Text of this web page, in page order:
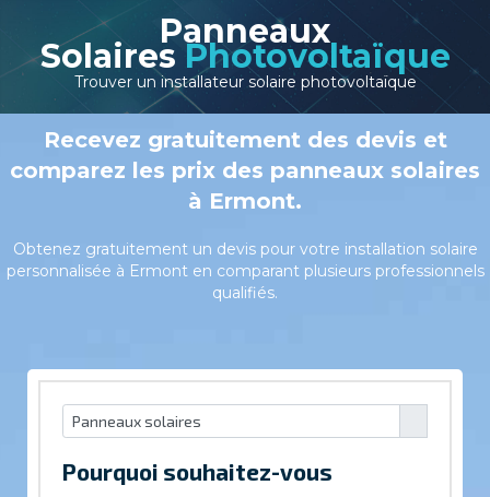
Panneaux
Solaires Photovoltaïque
Trouver un installateur solaire photovoltaïque
Recevez gratuitement des devis et
comparez les prix des panneaux solaires
à Ermont.
Obtenez gratuitement un devis pour votre installation solaire
personnalisée à Ermont en comparant plusieurs professionnels
qualifiés.